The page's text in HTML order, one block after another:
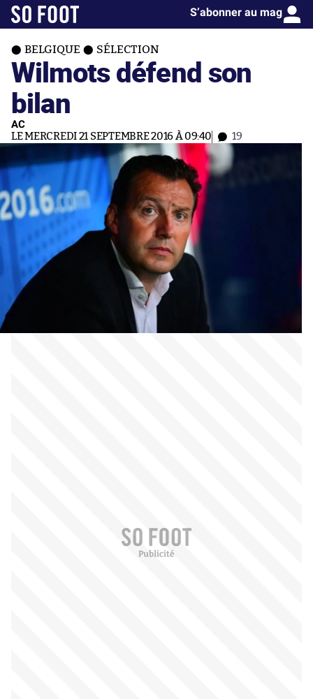
S’abonner au mag
BELGIQUE SÉLECTION
Wilmots défend son
bilan
AC
LE MERCREDI 21 SEPTEMBRE 2016 À 09:40 19